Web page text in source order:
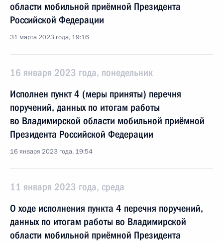
области мобильной приёмной Президента
Российской Федерации
31 марта 2023 года, 19:16
16 января 2023 года, понедельник
Исполнен пункт 4 (меры приняты) перечня
поручений, данных по итогам работы
во Владимирской области мобильной приёмной
Президента Российской Федерации
16 января 2023 года, 19:54
11 января 2023 года, среда
О ходе исполнения пункта 4 перечня поручений,
данных по итогам работы во Владимирской
области мобильной приёмной Президента